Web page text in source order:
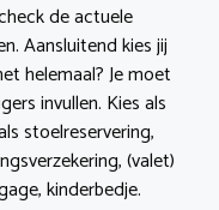
de actuele
Aansluitend kies jij
helemaal? Je moet
invullen. Kies als
stoelreservering,
(valet)
kinderbedje.